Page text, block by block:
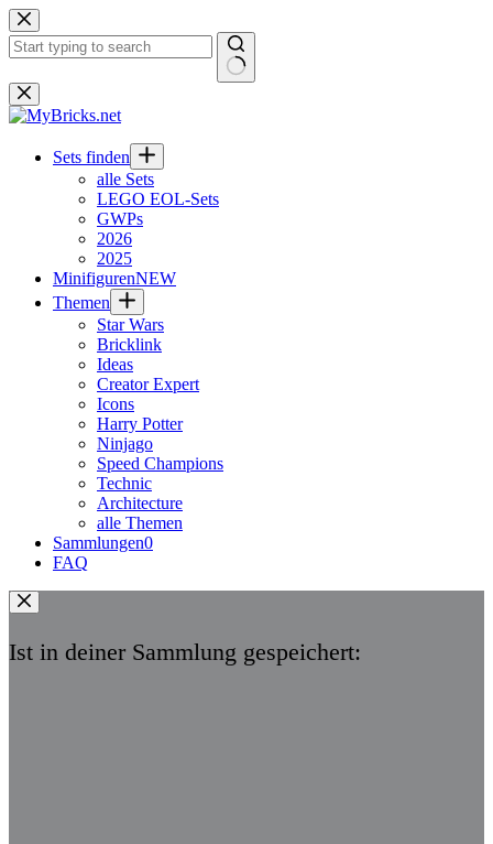
Zum
Inhalt
springen
Keine
Ergebnisse
Sets finden
alle Sets
LEGO EOL-Sets
GWPs
2026
2025
MinifigurenNEW
Themen
Star Wars
Bricklink
Ideas
Creator Expert
Icons
Harry Potter
Ninjago
Speed Champions
Technic
Architecture
alle Themen
Sammlungen0
FAQ
Ist in deiner Sammlung gespeichert: